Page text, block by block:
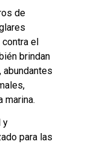
de
el
brindan
abundantes
marina.
y
para las